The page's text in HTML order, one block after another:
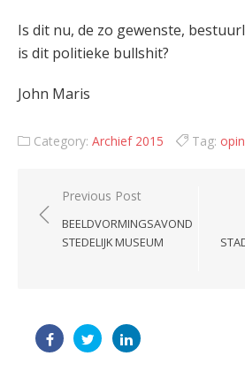
Is dit nu, de zo gewenste,
is dit politieke bullshit?
John Maris
Category: Archief 2015 Tag:
Post
navigation
Previous Post
BEELDVORMINGSAVOND
STEDELIJK MUSEUM